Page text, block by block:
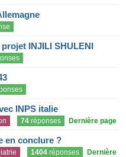
INJILI SHULENI
INPS italie
74 réponses Dernière page
en conclure ?
1404 réponses
Dernière